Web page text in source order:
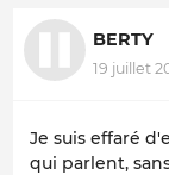
BERTY
19 juillet
Je suis effaré
qui parlent,